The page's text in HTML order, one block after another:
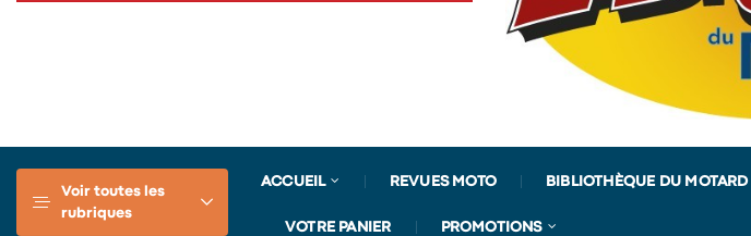
Voir toutes les
rubriques
ACCUEIL REVUES MOTO BIBLIOTHÈQUE DU MOTARD
VOTRE PANIER PROMOTIONS